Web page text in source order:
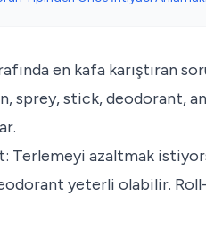
en kafa karıştıran
sprey, stick, deodorant,
Terlemeyi azaltmak
yeterli olabilir. Roll-